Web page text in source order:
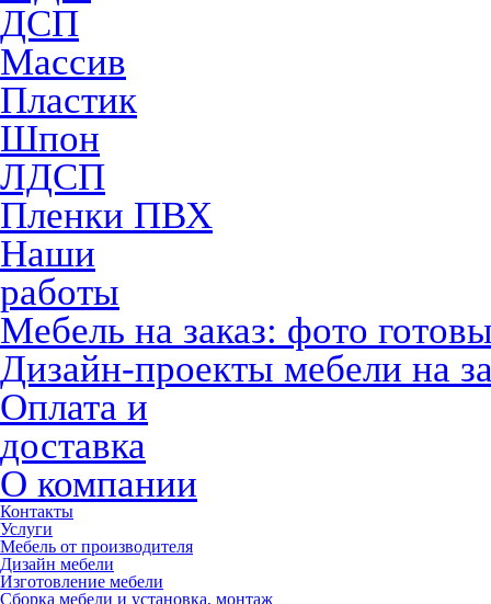
ДСП
Массив
Пластик
Шпон
ЛДСП
Пленки ПВХ
Наши
работы
Мебель на заказ: фото
Дизайн-проекты мебели на
Оплата и
доставка
О компании
Контакты
Услуги
Мебель от производителя
Дизайн мебели
Изготовление мебели
Сборка мебели и установка, монтаж